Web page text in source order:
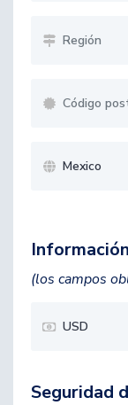
(los campos
Seguridad